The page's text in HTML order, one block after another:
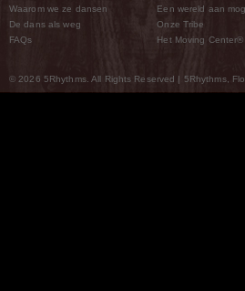
Waarom we ze dansen
De dans als weg
FAQs
Een wereld aan
Onze Tribe
Het Moving Center®
© 2026 5Rhythms. All Rights Reserved | 5Rhythms,